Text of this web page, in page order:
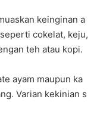
keinginan a
cokelat, keju,
teh atau kopi.
ayam maupun ka
Varian kekinian s